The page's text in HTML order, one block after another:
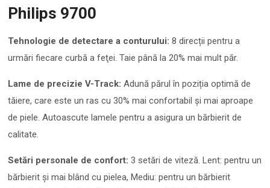
Philips 9700
Tehnologie de detectare a conturului: 8 direcții pentru a
urmări fiecare curbă a feţei. Taie până la 20% mai mult păr.
Lame de precizie V-Track: Adună părul în poziția optimă de
tăiere, care este un ras cu 30% mai confortabil și mai aproape
de piele. Autoascute lamele pentru a asigura un bărbierit de
calitate.
Setări personale de confort: 3 setări de viteză. Lent: pentru un
bărbierit şi mai blând cu pielea, Mediu: pentru un bărbierit